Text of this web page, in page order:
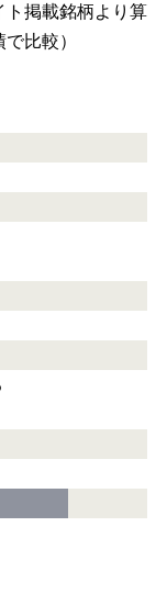
ト掲載銘柄より算
比較）